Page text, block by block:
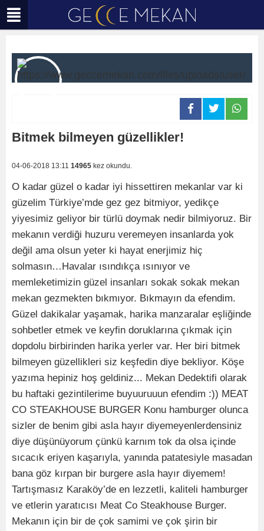
Bitmek bilmeyen güzellikler!
04-06-2018 13:11 14965 kez okundu.
O kadar güzel o kadar iyi hissettiren mekanlar var ki
güzelim Türkiye’mde gez gez bitmiyor, yedikçe
yiyesimiz geliyor bir türlü doymak nedir bilmiyoruz. Bir
mekanın verdiği huzuru veremeyen insanlarda yok
değil ama olsun yeter ki hayat enerjimiz hiç
solmasın…Havalar ısındıkça ısınıyor ve
memleketimizin güzel insanları sokak sokak mekan
mekan gezmekten bıkmıyor. Bıkmayın da efendim.
Güzel dakikalar yaşamak, harika manzaralar eşliğinde
sohbetler etmek ve keyfin doruklarına çıkmak için
dopdolu birbirinden harika yerler var. Her biri bitmek
bilmeyen güzellikleri siz keşfedin diye bekliyor. Köşe
yazıma hepiniz hoş geldiniz... Mekan Dedektifi olarak
bu haftaki gezintilerime buyuuruuun efendim :)) MEAT
CO STEAKHOUSE BURGER Konu hamburger olunca
sizler de benim gibi asla hayır diyemeyenlerdensiniz
diye düşünüyorum çünkü karnım tok da olsa içinde
sıcacık eriyen kaşarıyla, yanında patatesiyle masadan
bana göz kırpan bir burgere asla hayır diyemem!
Tartışmasız Karaköy’de en lezzetli, kaliteli hamburger
ve etlerin yaratıcısı Meat Co Steakhouse Burger.
Mekanın için bir de çok samimi ve çok şirin bir